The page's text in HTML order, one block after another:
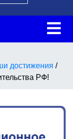
достижения /
РФ!